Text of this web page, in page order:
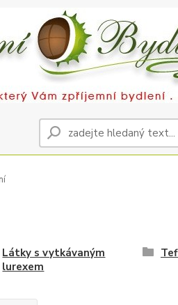
Látky s vytkávaným
lurexem